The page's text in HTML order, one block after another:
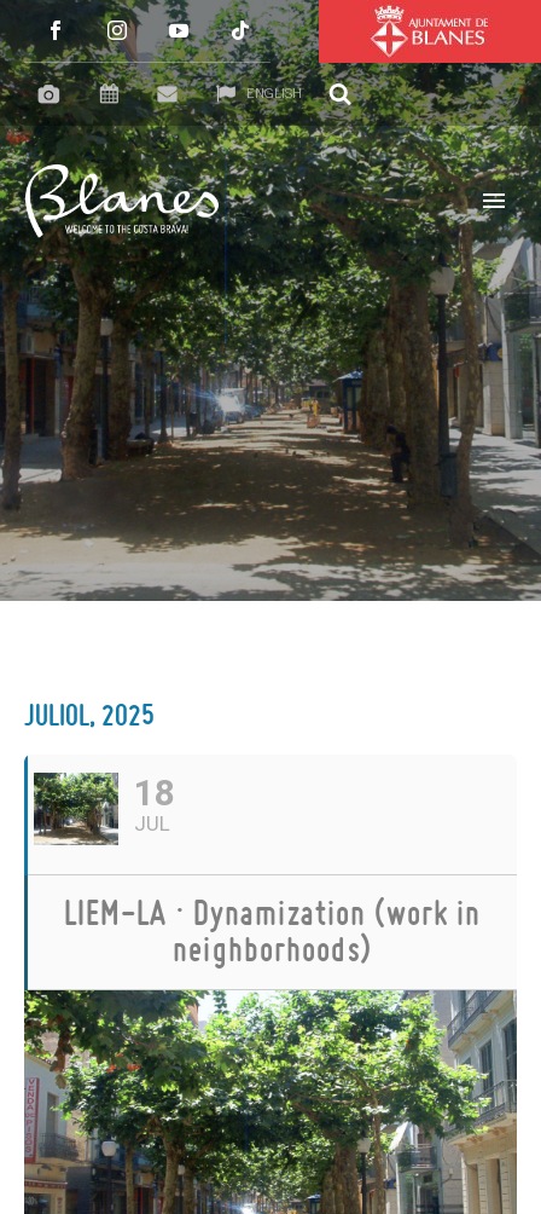
ENGLISH
JULIOL, 2025
18
JUL
LIEM-LA · Dynamization (work in
neighborhoods)